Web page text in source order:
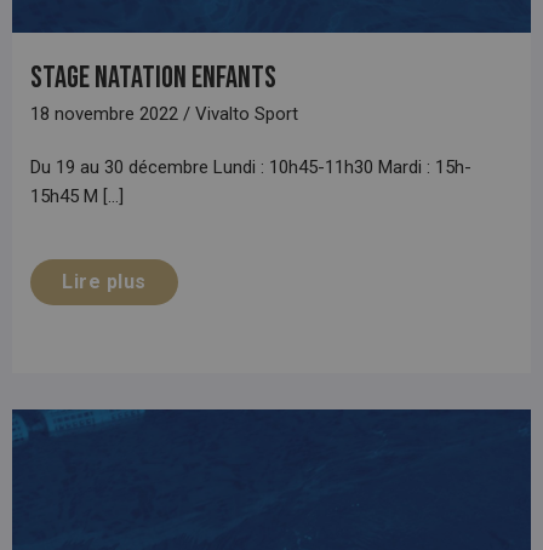
Stage natation enfants
18 novembre 2022 / Vivalto Sport
Du 19 au 30 décembre Lundi : 10h45-11h30 Mardi : 15h-
15h45 M [...]
Lire plus